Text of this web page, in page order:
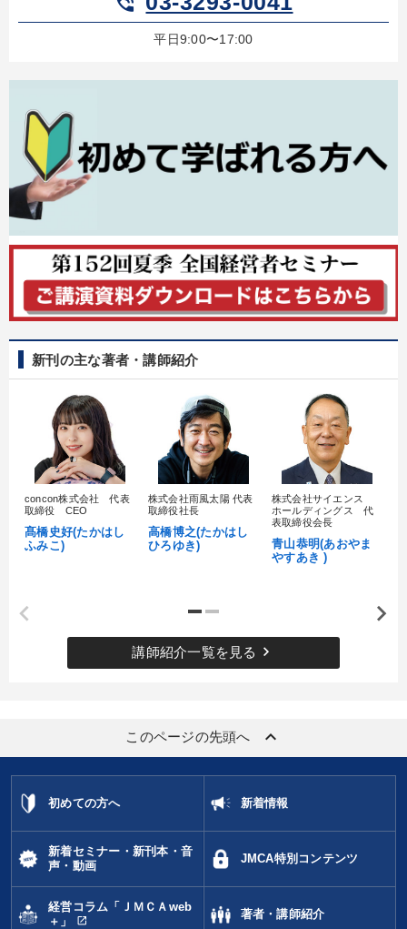
平日9:00〜17:00
新刊の主な著者・講師紹介
concon株式会社 代表
取締役 CEO
髙橋史好(たかはし
ふみこ)
株式会社雨風太陽 代表
取締役社長
高橋博之(たかはし
ひろゆき)
株式会社サイエンス
ホールディングス 代
表取締役会長
青山恭明(あおやま
やすあき )
講師紹介一覧を見る keyboard_arrow_right
このページの先頭へ keyboard_arrow_up
初めての方へ 新着情報
新着セミナー・新刊本・音
声・動画
JMCA特別コンテンツ
経営コラム「ＪＭＣＡweb
＋」
open_in_new
著者・講師紹介